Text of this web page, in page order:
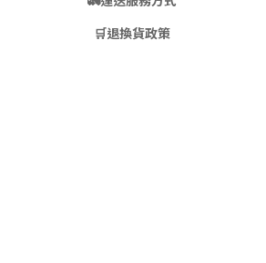
🛒退換貨政策